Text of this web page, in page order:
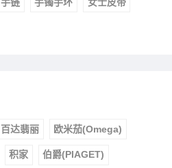
百达翡丽 欧米茄(Omega)
积家 伯爵(PIAGET)